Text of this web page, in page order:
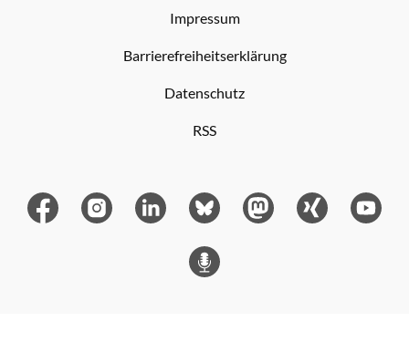
Impressum
Barrierefreiheitserklärung
Datenschutz
RSS